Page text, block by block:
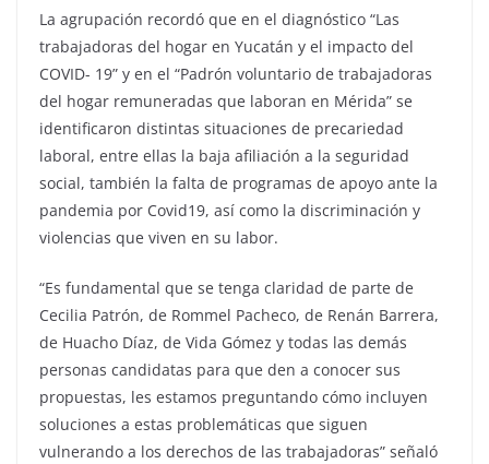
La agrupación recordó que en el diagnóstico “Las
trabajadoras del hogar en Yucatán y el impacto del
COVID- 19” y en el “Padrón voluntario de trabajadoras
del hogar remuneradas que laboran en Mérida” se
identificaron distintas situaciones de precariedad
laboral, entre ellas la baja afiliación a la seguridad
social, también la falta de programas de apoyo ante la
pandemia por Covid19, así como la discriminación y
violencias que viven en su labor.
“Es fundamental que se tenga claridad de parte de
Cecilia Patrón, de Rommel Pacheco, de Renán Barrera,
de Huacho Díaz, de Vida Gómez y todas las demás
personas candidatas para que den a conocer sus
propuestas, les estamos preguntando cómo incluyen
soluciones a estas problemáticas que siguen
vulnerando a los derechos de las trabajadoras” señaló